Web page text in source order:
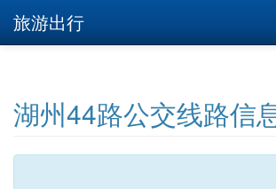
旅游出行
湖州44路公交线路信